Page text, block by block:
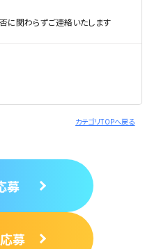
に関わらずご連絡いたします
カテゴリTOPへ戻る
募
募